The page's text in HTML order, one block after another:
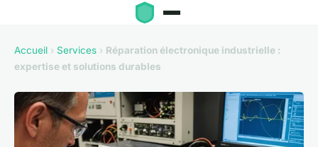
Accueil › Services › Réparation électronique industrielle :
expertise et solutions durables